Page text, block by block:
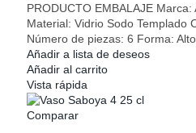
PRODUCTO EMBALAJE
Material: Vidrio Sodo Templado
Número de piezas: 6 Forma: Alto
Añadir a lista de deseos
Añadir al carrito
Vista rápida
Comparar